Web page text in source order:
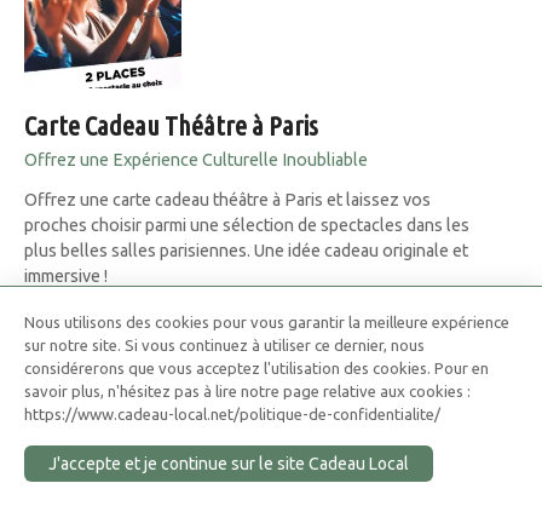
Carte Cadeau Théâtre à Paris
Offrez une Expérience Culturelle Inoubliable
Offrez une carte cadeau théâtre à Paris et laissez vos
proches choisir parmi une sélection de spectacles dans les
plus belles salles parisiennes. Une idée cadeau originale et
immersive !
ADRESSE Scala Paris, 13 Bd de Strasbourg, 75010 Paris
Nous utilisons des cookies pour vous garantir la meilleure expérience
sur notre site. Si vous continuez à utiliser ce dernier, nous
considérerons que vous acceptez l'utilisation des cookies. Pour en
savoir plus, n'hésitez pas à lire notre page relative aux cookies :
https://www.cadeau-local.net/politique-de-confidentialite/
J'accepte et je continue sur le site Cadeau Local